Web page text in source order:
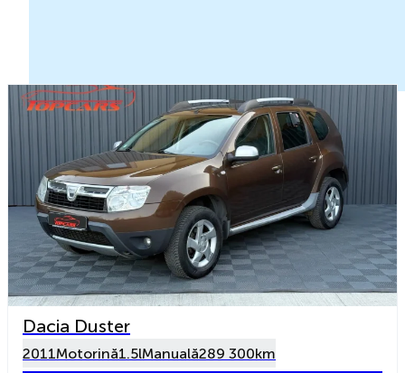
Dacia Duster
2011Motorină1.5lManuală289 300km